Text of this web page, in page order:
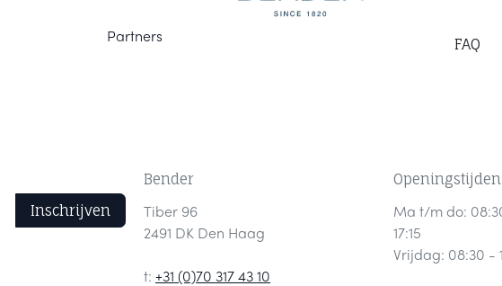
Inschrijven
Bender
Tiber 96
2491 DK Den Haag
t: +31 (0)70 317 43 10
Openingstijden
Ma t/m do:
17:15
Vrijdag: 08:30 -
Partners FAQ